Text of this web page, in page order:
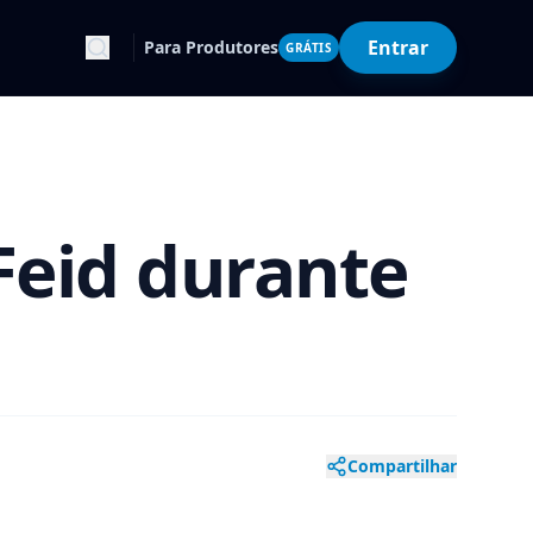
Para Produtores GRÁTIS Entrar
durante
Compartilhar